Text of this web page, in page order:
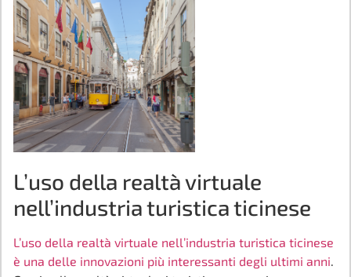
L’uso della realtà virtuale
nell’industria turistica ticinese
L’uso della realtà virtuale nell’industria turistica ticinese
è una delle innovazioni più interessanti degli ultimi anni